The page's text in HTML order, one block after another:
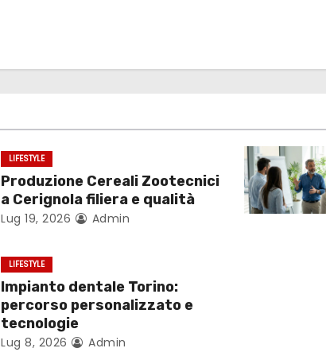
LIFESTYLE
Produzione Cereali Zootecnici
a Cerignola filiera e qualità
Lug 19, 2026 Admin
LIFESTYLE
Impianto dentale Torino:
percorso personalizzato e
tecnologie
Lug 8, 2026 Admin